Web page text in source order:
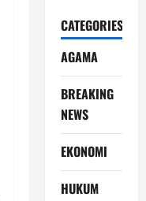
CATEGORIES
AGAMA
BREAKING
NEWS
EKONOMI
HUKUM